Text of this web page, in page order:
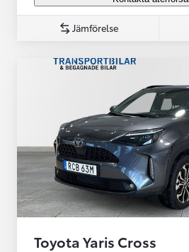
Jämförelse
Toyota Yaris Cross